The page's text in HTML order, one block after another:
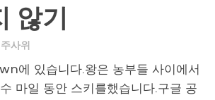
않기
주사위
에 있습니다.왕은 농부들 사이에서
마일 동안 스키를했습니다.구글 공